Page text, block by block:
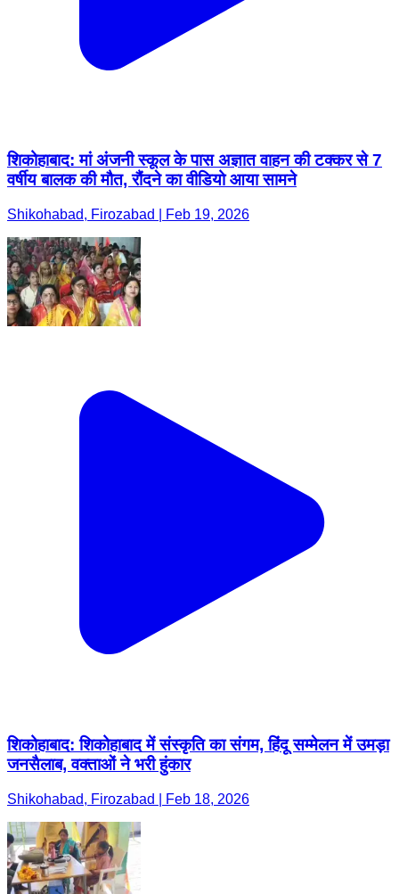
शिकोहाबाद: मां अंजनी स्कूल के पास अज्ञात वाहन की टक्कर से 7
वर्षीय बालक की मौत, रौंदने का वीडियो आया सामने
Shikohabad, Firozabad | Feb 19, 2026
शिकोहाबाद: शिकोहाबाद में संस्कृति का संगम, हिंदू सम्मेलन में उमड़ा
जनसैलाब, वक्ताओं ने भरी हुंकार
Shikohabad, Firozabad | Feb 18, 2026